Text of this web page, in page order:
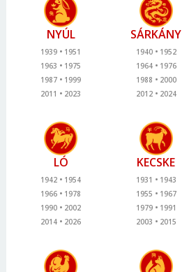
NYÚL
1939
1951
1963
1975
1987
1999
2011
2023
SÁRKÁNY
1940
1952
1964
1976
1988
2000
2012
2024
LÓ
1942
1954
1966
1978
1990
2002
2014
2026
KECSKE
1931
1943
1955
1967
1979
1991
2003
2015